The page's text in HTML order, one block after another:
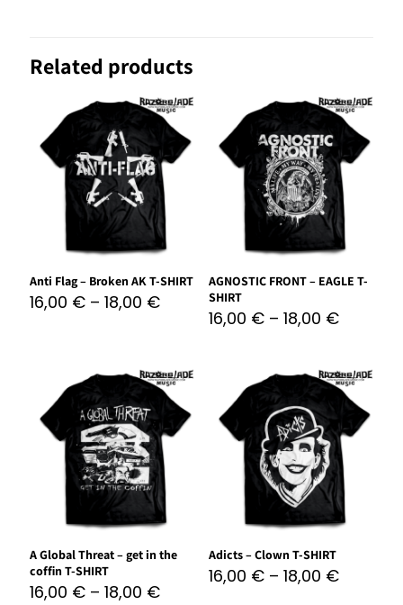
Related products
Anti Flag – Broken AK T-SHIRT
16,00 € – 18,00 €
AGNOSTIC FRONT – EAGLE T-
SHIRT
16,00 €– 18,00 €
A Global Threat – get in the
coffin T-SHIRT
16,00 € – 18,00 €
Adicts – Clown T-SHIRT
16,00 €– 18,00 €